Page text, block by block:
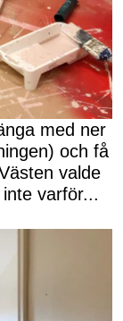
med ner
och få
valde
varför...